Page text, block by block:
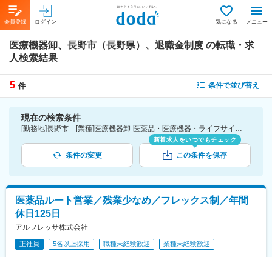
会員登録 ログイン 気になる メニュー
医療機器卸、長野市（長野県）、退職金制度 の転職・求
人検索結果
5 件 条件で並び替え
現在の検索条件
[勤務地]長野市 [業種]医療機器卸-医薬品・医療機器・ライフサイエンス・医療系サービス [詳細条件](待遇・福利厚生)退職金制度
条件の変更
新着求人をいつでもチェック
この条件を保存
医薬品ルート営業／残業少なめ／フレックス制／年間
休日125日
アルフレッサ株式会社
正社員 5名以上採用 職種未経験歓迎 業種未経験歓迎